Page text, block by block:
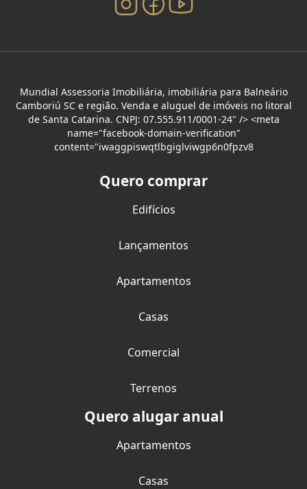
Mundial Assessoria Imobiliária, imobiliária para Balneário
Camboriú SC e região. Venda e aluguel de imóveis no litoral
de Santa Catarina. CNPJ: 07.555.911/0001-24" /> <meta
name="facebook-domain-verification"
content="iwaggpiswqtlbgiglviwgp6n0fpzv8
Quero comprar
Edifícios
Lançamentos
Apartamentos
Casas
Comercial
Terrenos
Quero alugar anual
Apartamentos
Casas